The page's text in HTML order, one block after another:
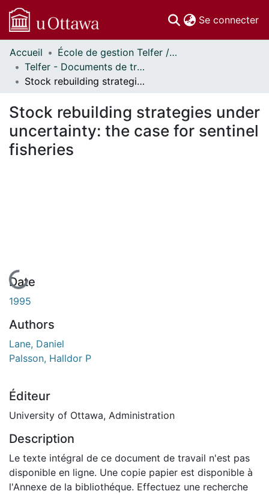
Se connecter
Communautés
et collections
Parcourir
À propos
Accueil
École de gestion Telfer // Telfer School of Management
Telfer - Documents de travail // Telfer - Working Papers
Stock rebuilding strategies under uncertainty: the case for sentinel fisheries
Stock rebuilding strategies under
uncertainty: the case for sentinel
fisheries
En cours de chargement...
Date
1995
Authors
Lane, Daniel
Palsson, Halldor P
Éditeur
University of Ottawa, Administration
Description
Le texte intégral de ce document de travail n'est pas
disponible en ligne. Une copie papier est disponible à
l'Annexe de la bibliothéque. Effectuez une recherche